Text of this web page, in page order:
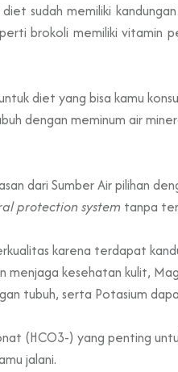
sudah memiliki
brokoli memiliki
diet yang bisa kamu
dengan meminum air
dari Sumber Air pilihan
protection system tanpa
karena terdapat
kesehatan kulit,
tubuh, serta Potasium
(HCO3-) yang penting
jalani.